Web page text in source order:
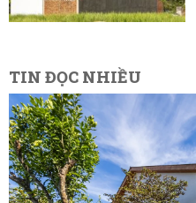
TIN ĐỌC NHIỀU